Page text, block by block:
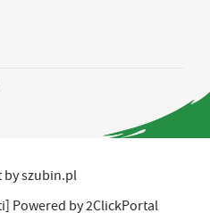
by szubin.pl
Powered by2ClickPortal